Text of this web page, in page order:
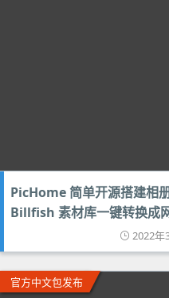
PicHome 简单开源搭建相
Billfish 素材库一键转换成
2022年
官方中文包发布